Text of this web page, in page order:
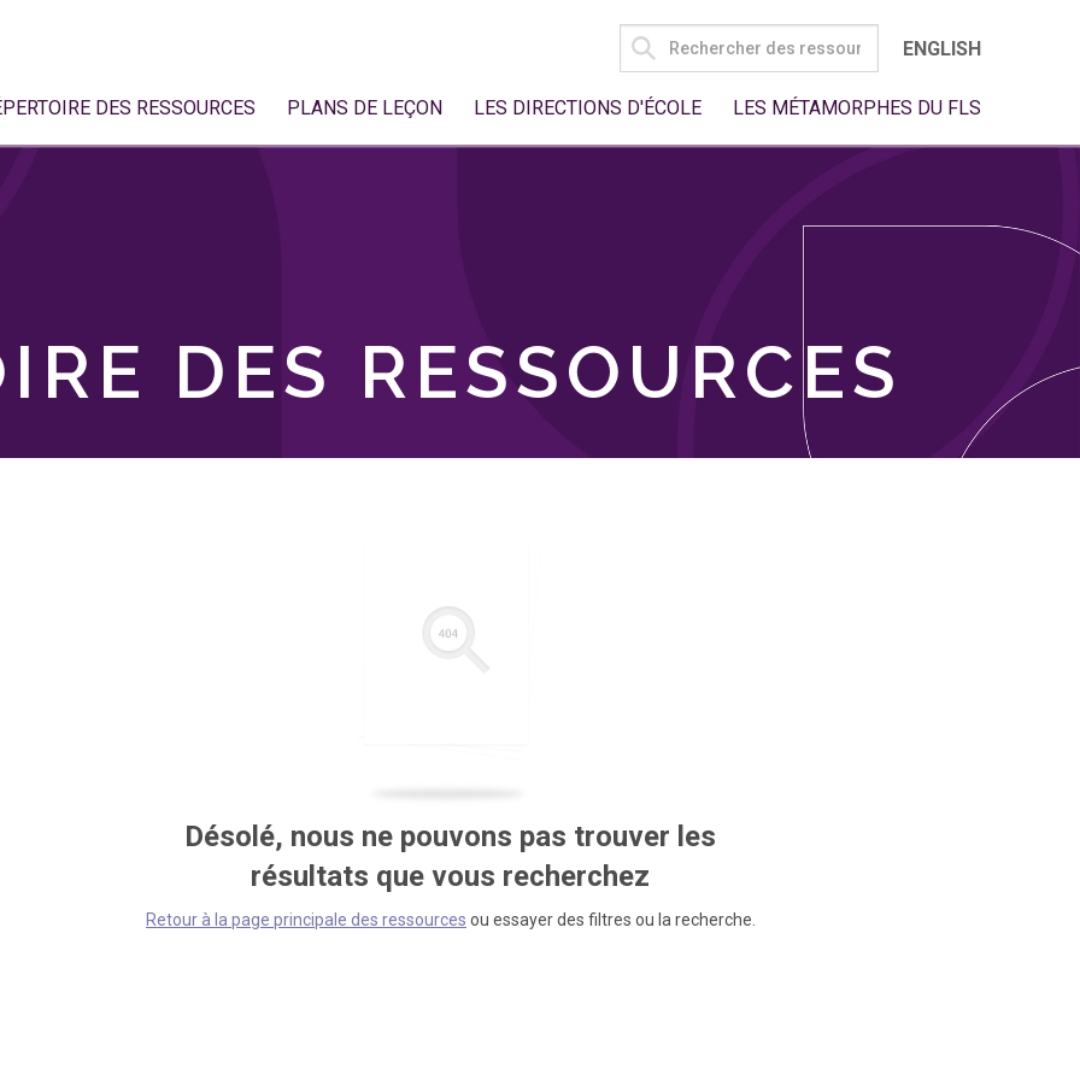
SEARCH
FOR:
ENGLISH
DES RESSOURCES PLANS DE LEÇON LES DIRECTIONS D'ÉCOLE LES MÉTAMORPHES DU FLS
DES RESSOURCES
Désolé, nous ne pouvons pas trouver les
résultats que vous recherchez
Retour à la page principale des ressources ou essayer des filtres ou la recherche.